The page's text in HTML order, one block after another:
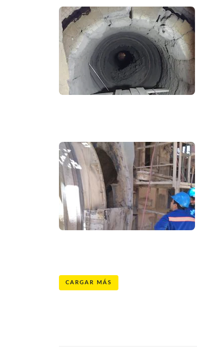
CARGAR MÁS